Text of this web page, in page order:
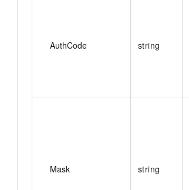
AuthCode string
Mask string